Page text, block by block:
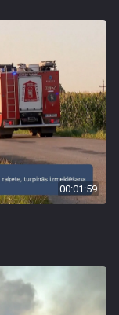
00:01:59